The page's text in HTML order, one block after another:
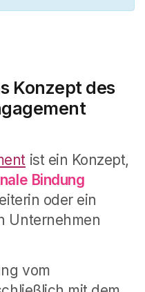
Konzept des
ist ein Konzept,
Bindung
oder ein
Unternehmen
vom